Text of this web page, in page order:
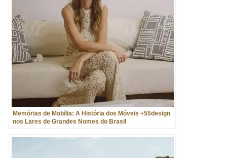
Memórias de Mobília: A História dos Móveis +55design
nos Lares de Grandes Nomes do Brasil